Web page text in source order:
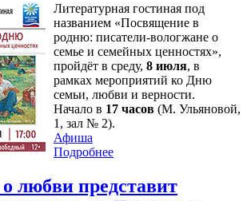
Литературная гостиная под
названием «Посвящение в
родню: писатели-вологжане о
семье и семейных ценностях»,
пройдёт в среду, 8 июля, в
рамках мероприятий ко Дню
семьи, любви и верности.
Начало в 17 часов (М. Ульяновой,
1, зал № 2).
Афиша
Подробнее
любви представит